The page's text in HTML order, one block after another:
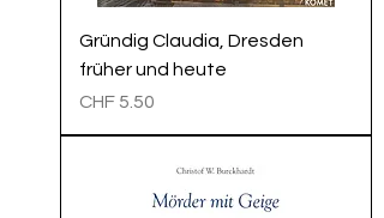
Gründig Claudia, Dresden
früher und heute
Preis
CHF 5.50